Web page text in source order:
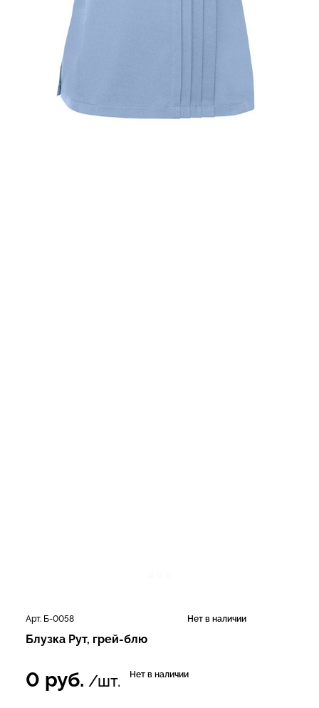
Арт. Б-0058 Нет в наличии
Блузка Рут, грей-блю
0 руб. /шт. Нет в наличии